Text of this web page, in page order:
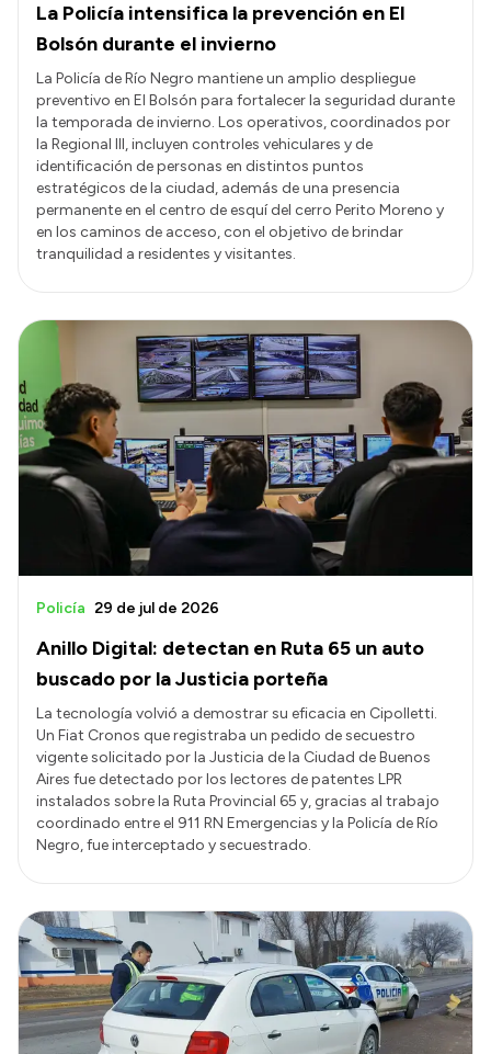
La Policía intensifica la prevención en El
Bolsón durante el invierno
La Policía de Río Negro mantiene un amplio despliegue
preventivo en El Bolsón para fortalecer la seguridad durante
la temporada de invierno. Los operativos, coordinados por
la Regional III, incluyen controles vehiculares y de
identificación de personas en distintos puntos
estratégicos de la ciudad, además de una presencia
permanente en el centro de esquí del cerro Perito Moreno y
en los caminos de acceso, con el objetivo de brindar
tranquilidad a residentes y visitantes.
Anillo Digital: detectan en Ruta 65 un auto
buscado por la Justicia porteña
Policía 29 de jul de 2026
La tecnología volvió a demostrar su eficacia en Cipolletti.
Un Fiat Cronos que registraba un pedido de secuestro
vigente solicitado por la Justicia de la Ciudad de Buenos
Aires fue detectado por los lectores de patentes LPR
instalados sobre la Ruta Provincial 65 y, gracias al trabajo
coordinado entre el 911 RN Emergencias y la Policía de Río
Negro, fue interceptado y secuestrado.